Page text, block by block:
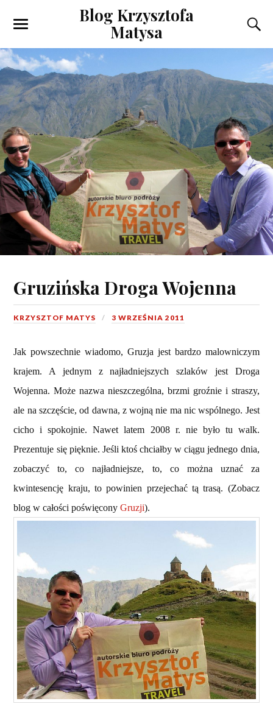
Blog Krzysztofa
Matysa
Gruzińska Droga Wojenna
KRZYSZTOF MATYS 3 WRZEŚNIA 2011
Jak powszechnie wiadomo, Gruzja jest bardzo malowniczym
krajem. A jednym z najładniejszych szlaków jest Droga
Wojenna. Może nazwa nieszczególna, brzmi groźnie i straszy,
ale na szczęście, od dawna, z wojną nie ma nic wspólnego. Jest
cicho i spokojnie. Nawet latem 2008 r. nie było tu walk.
Prezentuje się pięknie. Jeśli ktoś chciałby w ciągu jednego dnia,
zobaczyć to, co najładniejsze, to, co można uznać za
kwintesencję kraju, to powinien przejechać tą trasą. (Zobacz
blog w całości poświęconyGruzji).